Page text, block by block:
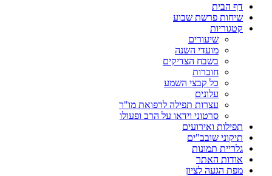
דף הבית
שיחות פרשת שבוע
קטגוריות
שיעורים
מועדי השנה
בשבח הצדיקים
חוברות
כל קבצי השמע
עלונים
עצרות תפילה לרפואת מו"ר
סרטוני וידאו על הרב ופעולו
תפילות ואירועים
תיקוני שובב"ים
גלריית תמונות
אודות האתר
מפת הגעה לציון